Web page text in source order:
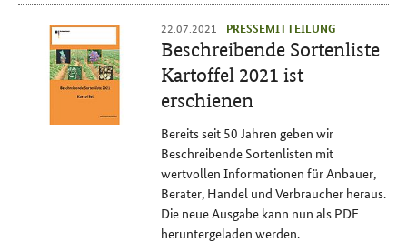
22.07.2021 PRESSEMITTEILUNG
Beschreibende Sortenliste
Kartoffel 2021 ist
erschienen
Bereits seit 50 Jahren geben wir
Beschreibende Sortenlisten mit
wertvollen Informationen für Anbauer,
Berater, Handel und Verbraucher heraus.
Die neue Ausgabe kann nun als PDF
heruntergeladen werden.